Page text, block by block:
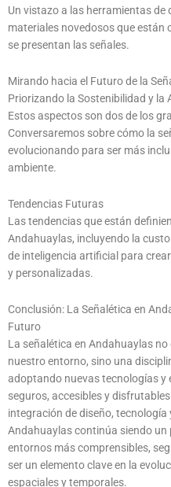
Un vistazo a las herramientas de
materiales novedosos que están
se presentan las señales.
Mirando hacia el Futuro de la
Priorizando la Sostenibilidad y la
Estos aspectos son dos de los
Conversaremos sobre cómo la
evolucionando para ser más
ambiente.
Tendencias Futuras
Las tendencias que están
Andahuaylas, incluyendo la
de inteligencia artificial para
y personalizadas.
Conclusión: La Señalética en
Futuro
La señalética en Andahuaylas
nuestro entorno, sino una
adoptando nuevas tecnologías y
seguros, accesibles y
integración de diseño,
Andahuaylas continúa siendo
entornos más comprensibles,
ser un elemento clave en la
espaciales y temporales.